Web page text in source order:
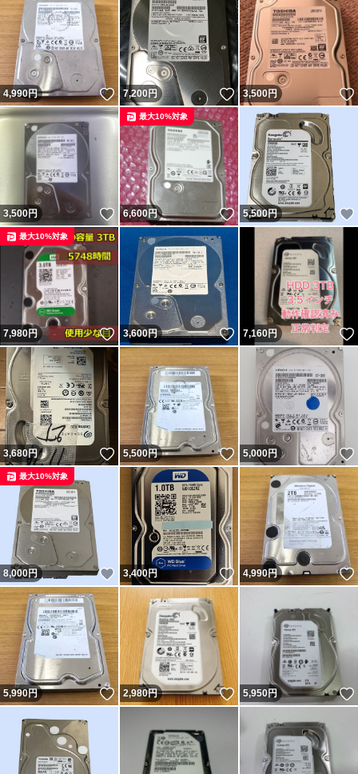
4,990円 いいね！
7,200 円 いいね！
3,500円
3,500円 いいね！
6,600円 いいね！
最大10%対象
5,500円
7,980円 いいね！
最大10%対象
3,600円 いいね！
7,160円
3,680円 いいね！
5,500円 いいね！
5,000円
8,000円 いいね！
最大10%対象
3,400円 いいね！
4,990円
5,990円 いいね！
2,980円 いいね！
5,950円